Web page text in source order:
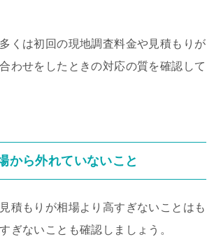
くは初回の現地調査料金や見積もりが
わせをしたときの対応の質を確認して
から外れていないこと
積もりが相場より高すぎないことはも
ぎないことも確認しましょう。